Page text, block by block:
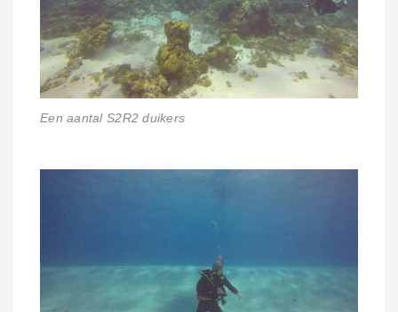
Een aantal S2R2 duikers